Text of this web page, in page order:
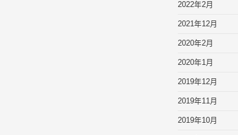
2022年2月
2021年12月
2020年2月
2020年1月
2019年12月
2019年11月
2019年10月